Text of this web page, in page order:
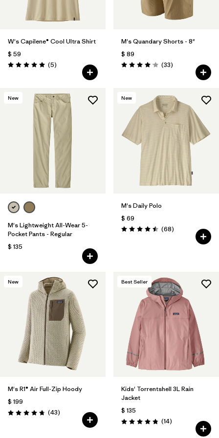
W's Capilene® Cool Ultra Shirt
$ 59
Valoración: 5.0 / 5
(5Comentarios
)
M's Quandary Shorts - 8"
$ 89
Valoración: 4.0 / 5
(33Comentarios
)
New
M's Lightweight All-Wear 5-
Pocket Pants - Regular
$ 135
New
M's Daily Polo
$ 69
Valoración: 4.5 / 5
(68Comentarios
)
New
M's R1® Air Full-Zip Hoody
$ 199
Valoración: 4.7 / 5
(43Comentarios
)
Best Seller
Kids' Torrentshell 3L Rain
Jacket
$ 135
Valoración: 4.9 / 5
(14Comentarios
)